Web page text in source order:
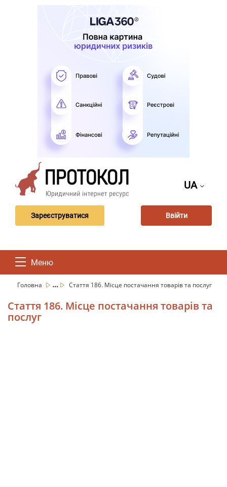
UA
Зареєструватися Ввійти
Меню
Головна ... Стаття 186. Місце постачання товарів та послуг
Стаття 186. Місце постачання товарів та
послуг